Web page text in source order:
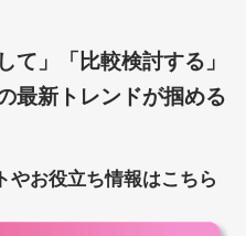
て」「比較検討する」
最新トレンドが掴める
やお役立ち情報はこちら